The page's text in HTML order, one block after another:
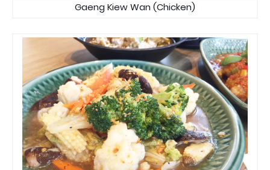
Gaeng Kiew Wan (Chicken)